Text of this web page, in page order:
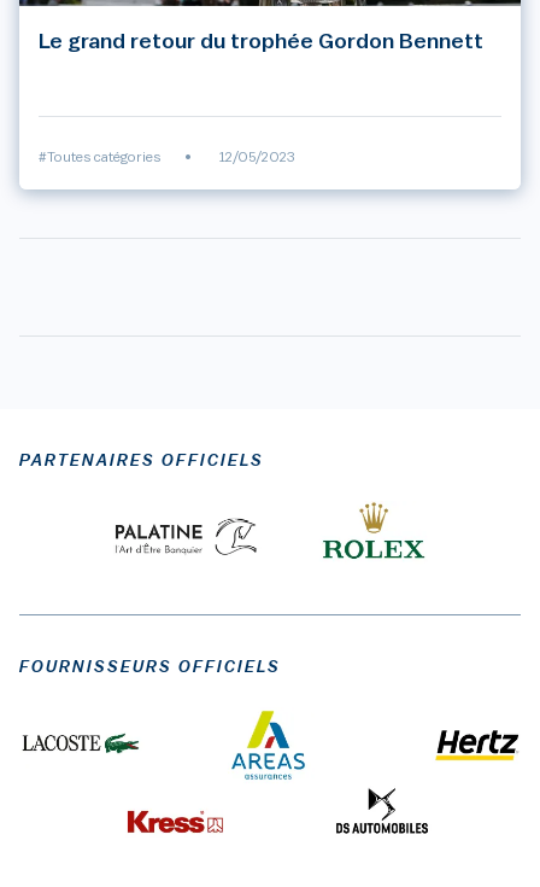
Le grand retour du trophée Gordon Bennett
#Toutes catégories • 12/05/2023
PARTENAIRES OFFICIELS
FOURNISSEURS OFFICIELS